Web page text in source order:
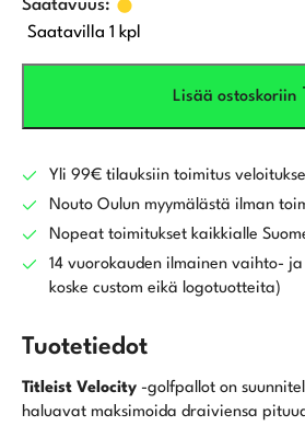
Saatavilla 1 kpl
Lisää ostoskoriin
Yli 99€ tilauksiin toimitus
Nouto Oulun myymälästä ilman
Nopeat toimitukset kaikkialle
14 vuorokauden ilmainen vaihto-
koske custom eikä logotuotteita)
Tuotetiedot
Titleist Velocity -golfpallot on
haluavat maksimoida draiviensa